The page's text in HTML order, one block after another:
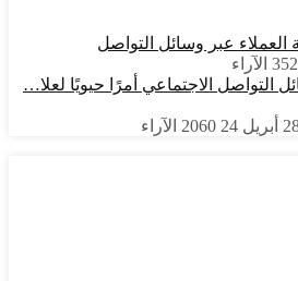
العملاء عبر وسائل التواصل
الآراء
24
2060 الآراء